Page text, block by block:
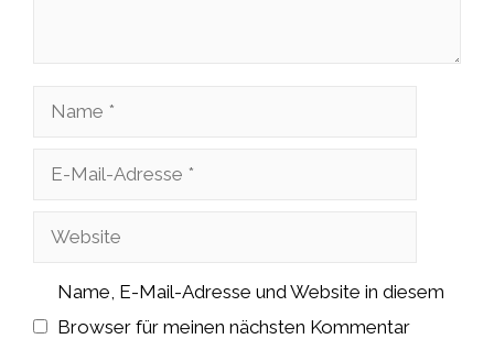
Name
Adresse
Website
Name, E-Mail-Adresse und Website in diesem
Browser für meinen nächsten Kommentar